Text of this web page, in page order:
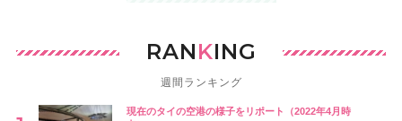
RANKING
週間ランキング
現在のタイの空港の様子をリポート（2022年4月時